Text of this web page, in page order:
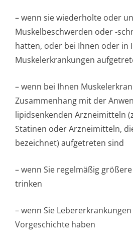
– wenn sie wiederholte oder
Muskelbeschwerden oder -
hatten, oder bei Ihnen oder in
Muskelerkrankungen
– wenn bei Ihnen
Zusammenhang mit der
lipidsenkenden Arzneimitteln
Statinen oder Arzneimitteln,
bezeichnet) aufgetreten sind
– wenn Sie regelmäßig
trinken
– wenn Sie
Vorgeschichte haben